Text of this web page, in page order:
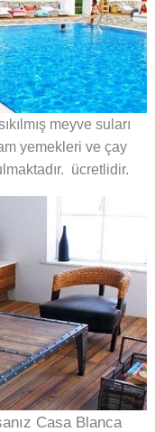
meyve suları
yemekleri ve çay
ücretlidir.
Casa Blanca